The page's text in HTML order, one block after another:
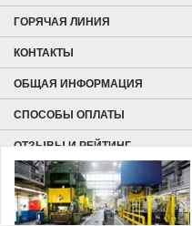
ГОРЯЧАЯ ЛИНИЯ
КОНТАКТЫ
ОБЩАЯ ИНФОРМАЦИЯ
СПОСОБЫ ОПЛАТЫ
ОТЗЫВЫ И РЕЙТИНГ
KÄRCHER HOME & GARDEN
KÄRCHER PROFESSIONAL